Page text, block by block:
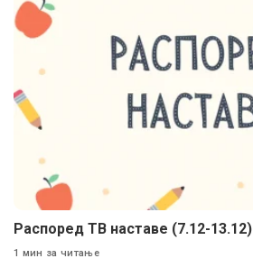
Распоред ТВ наставе (7.12-13.12)
1 мин за читање